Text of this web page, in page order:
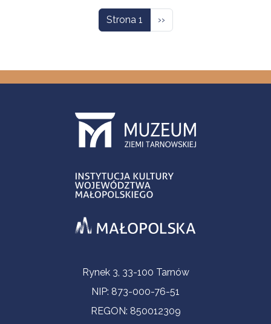
Strona 1 Następna strona
››
Informacje kontaktoweRynek 3, 33-100 Tarnów
NIP: 873-000-76-51
REGON: 850012309